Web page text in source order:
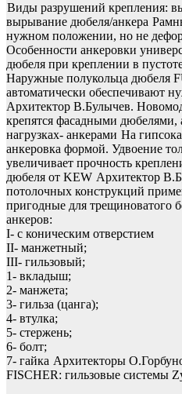
Виды разрушений крепления:
вырывание дюбеля/анкера
нужном положении, но не
Особенности анкеровки
дюбеля при креплении в
Наружные полукольца дюбеля
автоматически обеспечивают
Архитектор В.Булычев.
крепятся фасадными
нагрузках- анкерами На
анкеровка формой. Удвоение
увеличивает прочность
дюбеля от KEW Архитектор
потолочных конструкций
пригодные для трещиноватого
анкеров:
I- с коническим отверстием
II- манжетный;
III- гильзовый;
1- вкладыш;
2- манжета;
3- гильза (цанга);
4- втулка;
5- стержень;
6- болт;
7- гайка Архитекторы
FISCHER: гильзовые системы